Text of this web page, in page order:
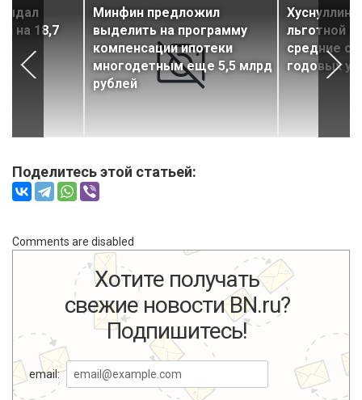
на 18,7
Минфин предложил
выделить на программу
компенсации ипотеки
многодетным еще 5,5 млрд
рублей
Хуснуллин:
льготной
средние
годовых
Поделитесь этой статьей:
Comments are disabled
Хотите получать
свежие новости BN.ru?
Подпишитесь!
email: